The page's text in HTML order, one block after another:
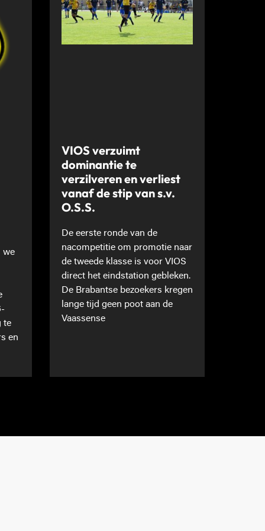
we
te
en
VIOS verzuimt
dominantie te
verzilveren en verliest
vanaf de stip van s.v.
O.S.S.
De eerste ronde van de
nacompetitie om promotie naar
de tweede klasse is voor VIOS
direct het eindstation gebleken.
De Brabantse bezoekers kregen
lange tijd geen poot aan de
Vaassense